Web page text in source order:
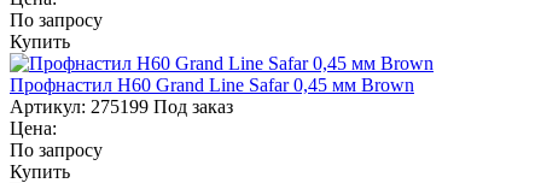
По запросу
Купить
Профнастил Н60 Grand Line Safar 0,45 мм Brown
Артикул: 275199 Под заказ
Цена:
По запросу
Купить